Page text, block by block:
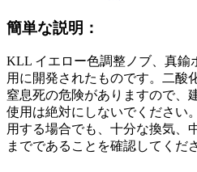
簡単な説明：
KLL イエロー色調整ノブ、真鍮
用に開発されたものです。二酸
窒息死の危険がありますので、
使用は絶対にしないでください
用する場合でも、十分な換気、
までであることを確認してくだ